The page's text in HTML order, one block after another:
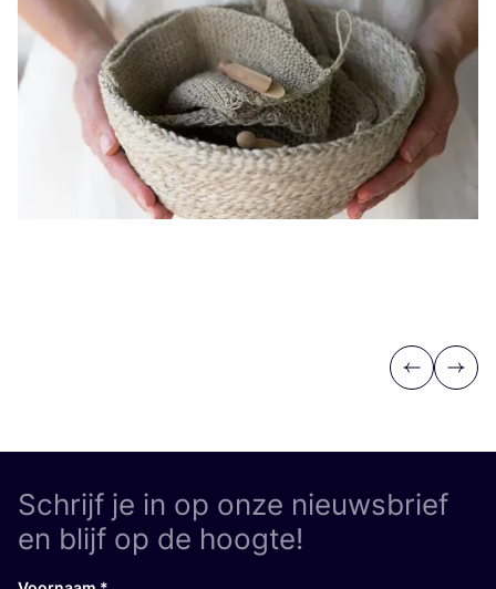
Previous
Next
Schrijf je in op onze nieuwsbrief
en blijf op de hoogte!